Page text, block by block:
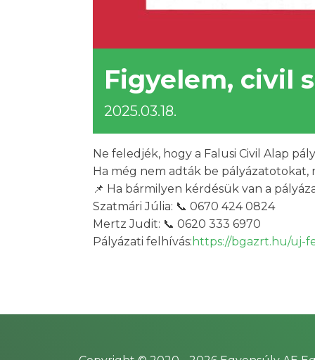
Figyelem, civil
2025.03.18.
Ne feledjék, hogy a Falusi Civil Alap
Ha még nem adták be pályázatotokat,
📌 Ha bármilyen kérdésük van a
Szatmári Júlia: 📞 0670 424 0824
Mertz Judit: 📞 0620 333 6970
Pályázati felhívás: https://bgazrt.hu/uj-